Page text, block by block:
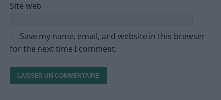
Site web
Save my name, email, and website in this browser
for the next time I comment.